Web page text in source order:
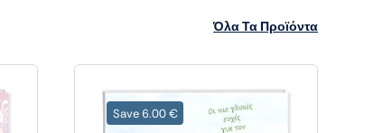
Όλα Τα Προϊόντα
Save 6.00 €